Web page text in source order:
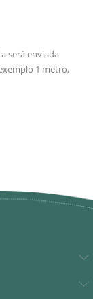
será enviada
1 metro,